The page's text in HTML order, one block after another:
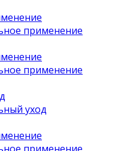
применение
применение
уход